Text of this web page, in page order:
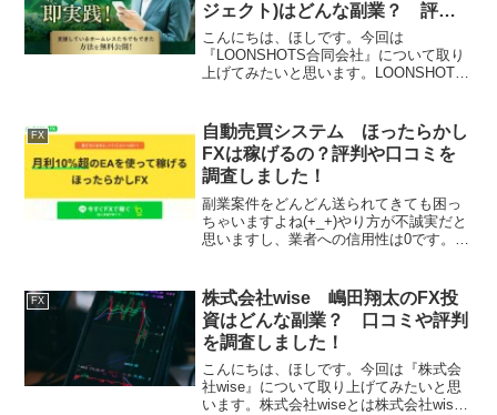
ジェクト)はどんな副業？ 評判
や口コミを調査しました！
こんにちは、ほしです。今回は
『LOONSHOTS合同会社』について取り
上げてみたいと思います。LOONSHOTS
実態を検証していきたいと思います！特
定商取引法に...
FX
自動売買システム ほったらかし
FXは稼げるの？評判や口コミを
調査しました！
副業案件をどんどん送られてきても困っ
ちゃいますよね(+_+)やり方が不誠実だと
思いますし、業者への信用性は0です。私
した。個人的にはほったらかしFXの利用
はおすすめしません！
FX
株式会社wise 嶋田翔太のFX投
資はどんな副業？ 口コミや評判
を調査しました！
こんにちは、ほしです。今回は『株式会
社wise』について取り上げてみたいと思
います。株式会社wiseとは株式会社wise